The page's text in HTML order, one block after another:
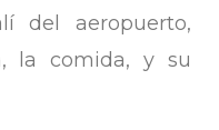
del aeropuerto,
la comida, y su